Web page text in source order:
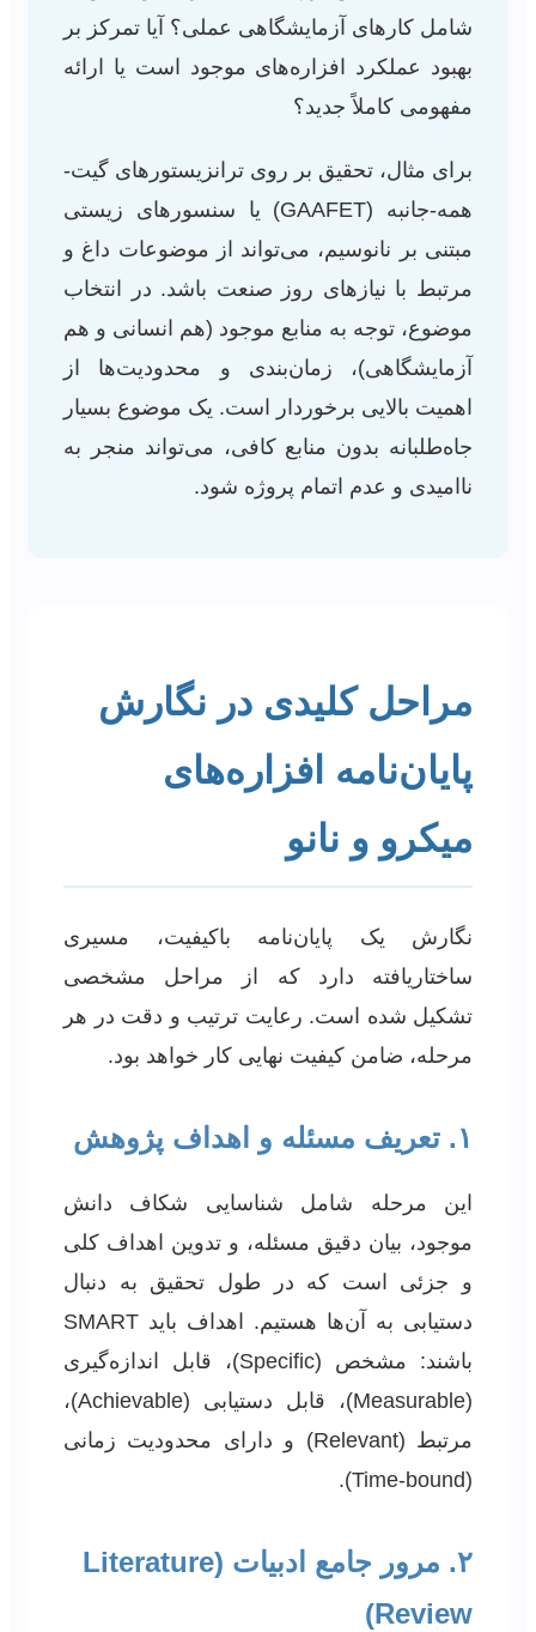
شامل کارهای آزمایشگاهی عملی؟ آیا تمرکز بر
بهبود عملکرد افزاره‌های موجود است یا ارائه
مفهومی کاملاً جدید؟
برای مثال، تحقیق بر روی ترانزیستورهای گیت-
همه-جانبه (GAAFET) یا سنسورهای زیستی
مبتنی بر نانوسیم، می‌تواند از موضوعات داغ و
مرتبط با نیازهای روز صنعت باشد. در انتخاب
موضوع، توجه به منابع موجود (هم انسانی و هم
آزمایشگاهی)، زمان‌بندی و محدودیت‌ها از
اهمیت بالایی برخوردار است. یک موضوع بسیار
جاه‌طلبانه بدون منابع کافی، می‌تواند منجر به
ناامیدی و عدم اتمام پروژه شود.
مراحل کلیدی در نگارش
پایان‌نامه افزاره‌های
میکرو و نانو
نگارش یک پایان‌نامه باکیفیت، مسیری
ساختاریافته دارد که از مراحل مشخصی
تشکیل شده است. رعایت ترتیب و دقت در هر
مرحله، ضامن کیفیت نهایی کار خواهد بود.
۱. تعریف مسئله و اهداف پژوهش
این مرحله شامل شناسایی شکاف دانش
موجود، بیان دقیق مسئله، و تدوین اهداف کلی
و جزئی است که در طول تحقیق به دنبال
دستیابی به آن‌ها هستیم. اهداف باید SMART
باشند: مشخص (Specific)، قابل اندازه‌گیری
(Measurable)، قابل دستیابی (Achievable)،
مرتبط (Relevant) و دارای محدودیت زمانی
(Time-bound).
۲. مرور جامع ادبیات (Literature
Review)